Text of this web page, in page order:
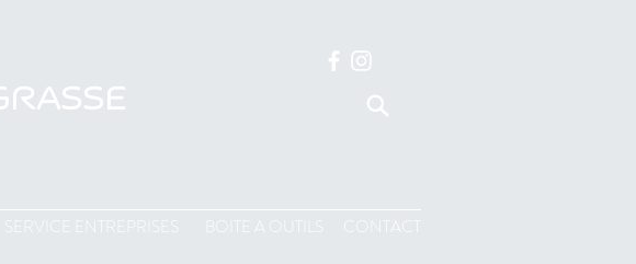
SERVICE ENTREPRISES BOITE A OUTILS CONTACT